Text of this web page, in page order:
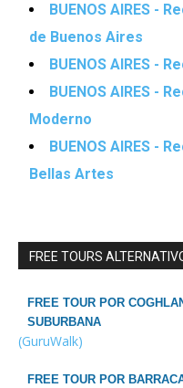
BUENOS AIRES -
de Buenos Aires
BUENOS AIRES -
BUENOS AIRES -
Moderno
BUENOS AIRES -
Bellas Artes
FREE TOURS
FREE TOUR POR
SUBURBANA
(GuruWalk)
FREE TOUR POR